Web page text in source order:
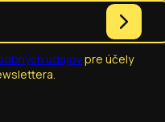
údajovpre účely